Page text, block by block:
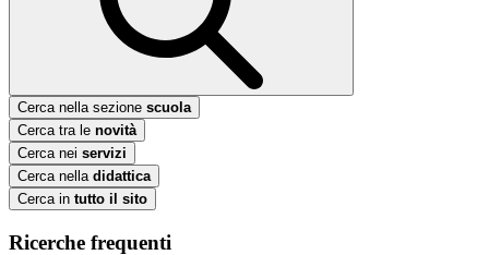
Cerca nella sezione scuola
Cerca tra le novità
Cerca nei servizi
Cerca nella didattica
Cerca in tutto il sito
Ricerche frequenti